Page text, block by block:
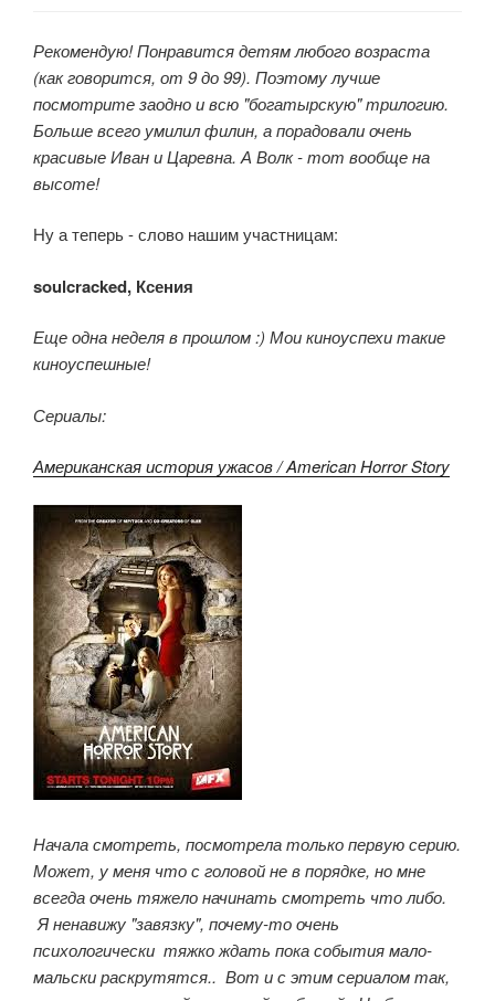
Рекомендую! Понравится детям любого возраста
(как говорится, от 9 до 99). Поэтому лучше
посмотрите заодно и всю "богатырскую" трилогию.
Больше всего умилил филин, а порадовали очень
красивые Иван и Царевна. А Волк - тот вообще на
высоте!
Ну а теперь - слово нашим участницам:
soulcracked, Ксения
Еще одна неделя в прошлом :) Мои киноуспехи такие
киноуспешные!
Сериалы:
Американская история ужасов / American Horror Story
Начала смотреть, посмотрела только первую серию.
Может, у меня что с головой не в порядке, но мне
всегда очень тяжело начинать смотреть что либо.
Я ненавижу "завязку", почему-то очень
психологически тяжко ждать пока события мало-
мальски раскрутятся.. Вот и с этим сериалом так,